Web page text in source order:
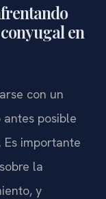
en
con un
posible
Es importante
la
y